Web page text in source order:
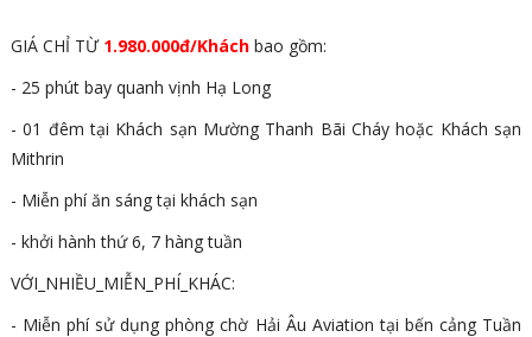
GIÁ CHỈ TỪ 1.980.000đ/Khách bao gồm:
- 25 phút bay quanh vịnh Hạ Long
- 01 đêm tại Khách sạn Mường Thanh Bãi Cháy hoặc Khách sạn
Mithrin
- Miễn phí ăn sáng tại khách sạn
- khởi hành thứ 6, 7 hàng tuần
VỚI_NHIỀU_MIỄN_PHÍ_KHÁC:
- Miễn phí sử dụng phòng chờ Hải Âu Aviation tại bến cảng Tuần